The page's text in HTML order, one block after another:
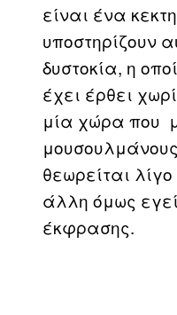
είναι ένα
υποστηρίζουν
δυστοκία, η
έχει έρθει
μία χώρα που
θεωρείται
άλλη όμως
έκφρασης.